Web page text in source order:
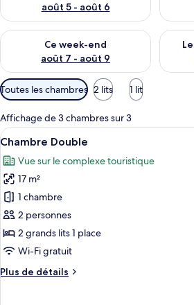
août 5 - août 6
Ce week-end
août 7 - août 9
Vérifier la disponibilité pour ce week-
Filtres
disponibles
pour
les
chambres
Toutes les chambres 2 lits 1 lit
Affichage de 3 chambres sur 3
Afficher
toutes
les
photos
pour
ce
type
de
chambre :
Chambre
8
Chambre Double
Vue sur le complexe touristique
17 m²
1 chambre
2 personnes
2 grands lits 1 place
Wi-Fi gratuit
Plus de détails
Plus